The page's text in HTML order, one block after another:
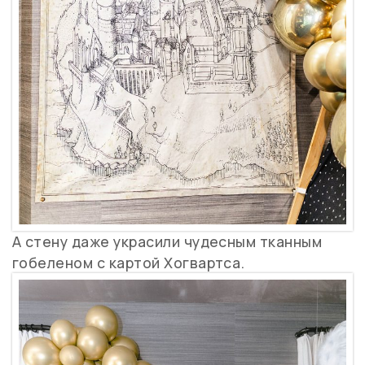
А стену даже украсили чудесным тканным
гобеленом с картой Хогвартса.